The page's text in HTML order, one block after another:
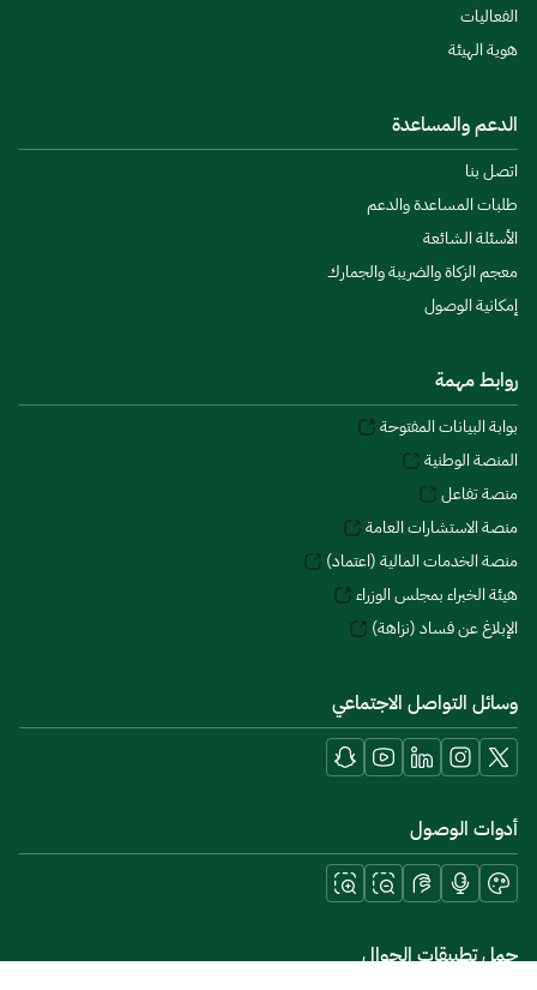
الفعاليات
هوية الهيئة
الدعم والمساعدة
اتصل بنا
طلبات المساعدة والدعم
الأسئلة الشائعة
معجم الزكاة والضريبة والجمارك
إمكانية الوصول
روابط مهمة
بوابة البيانات المفتوحة
المنصة الوطنية
منصة تفاعل
منصة الاستشارات العامة
منصة الخدمات المالية (اعتماد)
هيئة الخبراء بمجلس الوزراء
الإبلاغ عن فساد (نزاهة)
وسائل التواصل الاجتماعي
أدوات الوصول
حمل تطبيقات الجوال